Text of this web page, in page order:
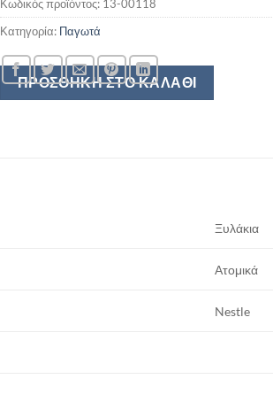
ΠΡΟΣΘΉΚΗ ΣΤΟ ΚΑΛΆΘΙ
Κωδικός προϊόντος: 13-00118
Κατηγορία: Παγωτά
Ξυλάκια
Ατομικά
Nestle